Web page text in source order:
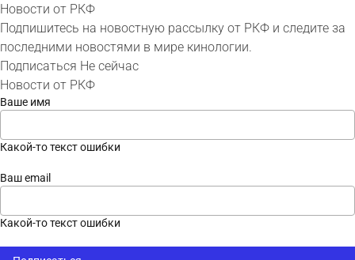
Новости от РКФ
Подпишитесь на новостную рассылку от РКФ и следите за
последними новостями в мире кинологии.
Подписаться Не сейчас
Новости от РКФ
Ваше имя
Какой-то текст ошибки
Ваш email
Какой-то текст ошибки